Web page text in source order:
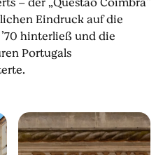
Eindruck auf die
hinterließ und die
Portugals